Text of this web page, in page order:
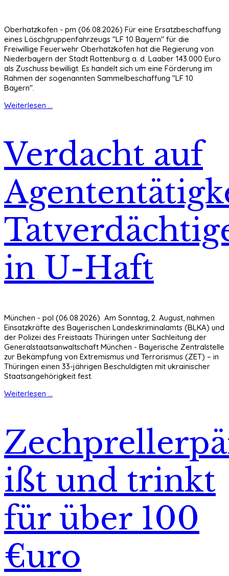
Oberhatzkofen - pm (06.08.2026) Für eine Ersatzbeschaffung
eines Löschgruppenfahrzeugs "LF 10 Bayern" für die
Freiwillige Feuerwehr Oberhatzkofen hat die Regierung von
Niederbayern der Stadt Rottenburg a. d. Laaber 143.000 Euro
als Zuschuss bewilligt. Es handelt sich um eine Förderung im
Rahmen der sogenannten Sammelbeschaffung "LF 10
Bayern".
Weiterlesen ...
Verdacht auf
in U-Haft
München - pol (06.08.2026) Am Sonntag, 2. August, nahmen
Einsatzkräfte des Bayerischen Landeskriminalamts (BLKA) und
der Polizei des Freistaats Thüringen unter Sachleitung der
Generalstaatsanwaltschaft München - Bayerische Zentralstelle
zur Bekämpfung von Extremismus und Terrorismus (ZET) – in
Thüringen einen 33-jährigen Beschuldigten mit ukrainischer
Staatsangehörigkeit fest.
Weiterlesen ...
ißt und trinkt
für über 100
€uro